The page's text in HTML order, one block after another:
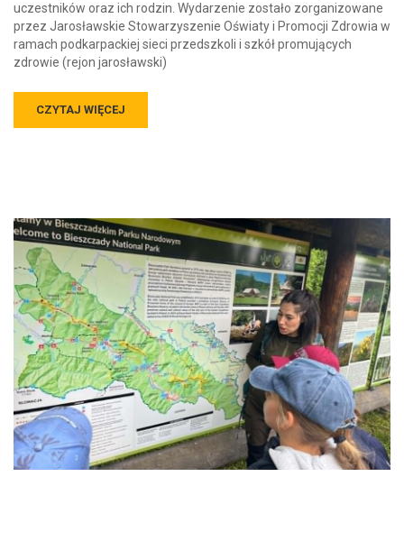
uczestników oraz ich rodzin. Wydarzenie zostało zorganizowane
przez Jarosławskie Stowarzyszenie Oświaty i Promocji Zdrowia w
ramach podkarpackiej sieci przedszkoli i szkół promujących
zdrowie (rejon jarosławski)
CZYTAJ WIĘCEJ